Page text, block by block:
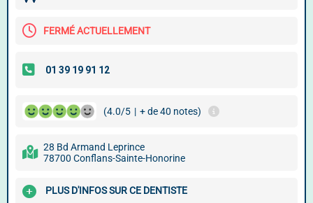
FERMÉ ACTUELLEMENT
(4.0/5 | + de 40 notes)
28 Bd Armand Leprince
78700 Conflans-Sainte-Honorine
PLUS D'INFOS SUR CE DENTISTE